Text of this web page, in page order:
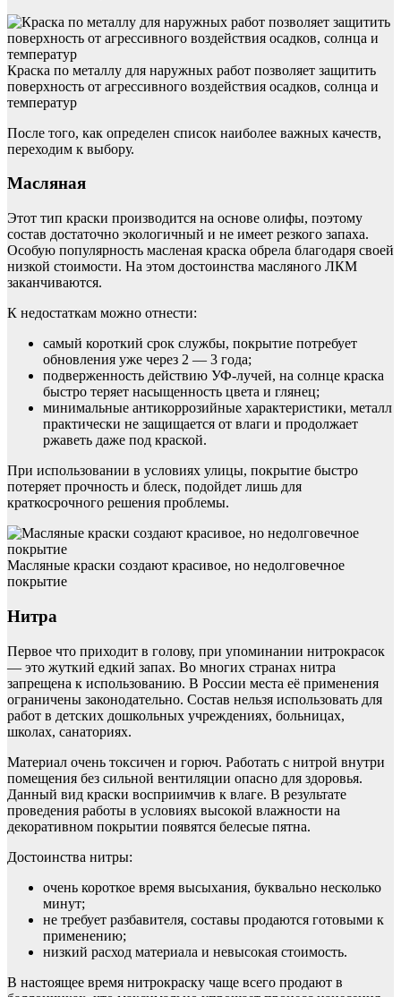
Краска по металлу для наружных работ позволяет защитить
поверхность от агрессивного воздействия осадков, солнца и
температур
После того, как определен список наиболее важных качеств,
переходим к выбору.
Масляная
Этот тип краски производится на основе олифы, поэтому
состав достаточно экологичный и не имеет резкого запаха.
Особую популярность масленая краска обрела благодаря своей
низкой стоимости. На этом достоинства масляного ЛКМ
заканчиваются.
К недостаткам можно отнести:
самый короткий срок службы, покрытие потребует
обновления уже через 2 — 3 года;
подверженность действию УФ-лучей, на солнце краска
быстро теряет насыщенность цвета и глянец;
минимальные антикоррозийные характеристики, металл
практически не защищается от влаги и продолжает
ржаветь даже под краской.
При использовании в условиях улицы, покрытие быстро
потеряет прочность и блеск, подойдет лишь для
краткосрочного решения проблемы.
Масляные краски создают красивое, но недолговечное
покрытие
Нитра
Первое что приходит в голову, при упоминании нитрокрасок
— это жуткий едкий запах. Во многих странах нитра
запрещена к использованию. В России места её применения
ограничены законодательно. Состав нельзя использовать для
работ в детских дошкольных учреждениях, больницах,
школах, санаториях.
Материал очень токсичен и горюч. Работать с нитрой внутри
помещения без сильной вентиляции опасно для здоровья.
Данный вид краски восприимчив к влаге. В результате
проведения работы в условиях высокой влажности на
декоративном покрытии появятся белесые пятна.
Достоинства нитры:
очень короткое время высыхания, буквально несколько
минут;
не требует разбавителя, составы продаются готовыми к
применению;
низкий расход материала и невысокая стоимость.
В настоящее время нитрокраску чаще всего продают в